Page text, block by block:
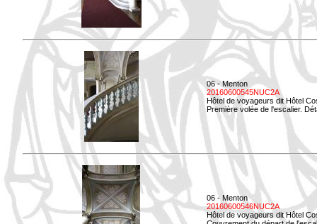
06 - Menton
20160600545NUC2A
Hôtel de voyageurs dit Hôtel
Première volée de l'escalier.
06 - Menton
20160600546NUC2A
Hôtel de voyageurs dit Hôtel